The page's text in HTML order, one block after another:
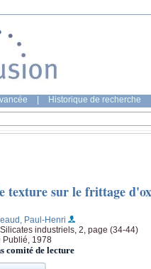
Historique de recherche
texture sur le frittage
Paul-Henri
Silicates industriels, 2, page (34-44)
Publié, 1978
comité de lecture